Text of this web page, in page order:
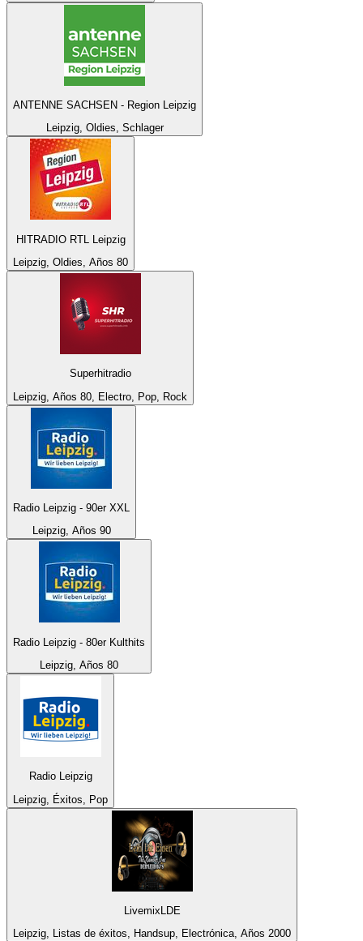
ANTENNE SACHSEN - Region Leipzig
Leipzig, Oldies, Schlager
HITRADIO RTL Leipzig
Leipzig, Oldies, Años 80
Superhitradio
Leipzig, Años 80, Electro, Pop, Rock
Radio Leipzig - 90er XXL
Leipzig, Años 90
Radio Leipzig - 80er Kulthits
Leipzig, Años 80
Radio Leipzig
Leipzig, Éxitos, Pop
LivemixLDE
Leipzig, Listas de éxitos, Handsup, Electrónica, Años 2000